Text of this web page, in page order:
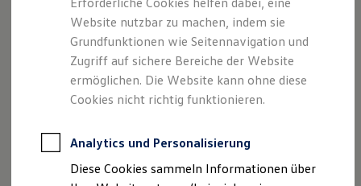
Leasing ohne Anzahlung
Finanzierung
Autokredit mit Schlussrate
Versicherungen und Garantien
Kfz-Versicherung
Restschuldversicherungen
Garantien
Professional Class bei Volkswagen
Behörden
ermöglicht einedauerhafte Fernlichtfahrt,ohne andere
Verkehrsteilnehmende zu blenden.
1 Zum Paket gehören
die LED-Rückleuchten mit animiertem Bremslicht und
integrierterdynamischer Blinkleuchte, die mit fließender
Lichtbewegung die Richtung anzeigt.
Website nutzbar zu machen, indem sie
Grundfunktionen wie Seitennavigation und
Zugriff auf sichere Bereiche der Website
ermöglichen. Die Website kann ohne diese
Cookies nicht richtig funktionieren.
Analytics und Personalisierung
Diese Cookies sammeln Informationen über